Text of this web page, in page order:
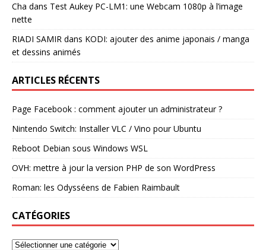
Cha dans Test Aukey PC-LM1: une Webcam 1080p à l’image
nette
RIADI SAMIR dans KODI: ajouter des anime japonais / manga
et dessins animés
ARTICLES RÉCENTS
Page Facebook : comment ajouter un administrateur ?
Nintendo Switch: Installer VLC / Vino pour Ubuntu
Reboot Debian sous Windows WSL
OVH: mettre à jour la version PHP de son WordPress
Roman: les Odysséens de Fabien Raimbault
CATÉGORIES